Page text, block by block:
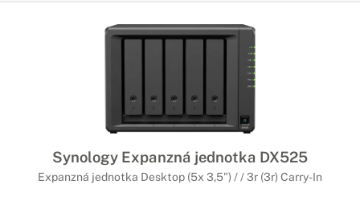
Synology Expanzná jednotka DX525
Expanzná jednotka Desktop (5x 3,5") / / 3r (3r) Carry-In